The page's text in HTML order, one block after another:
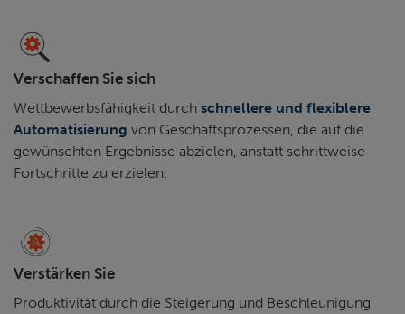
Verschaffen Sie sich
Wettbewerbsfähigkeit durch schnellere und flexiblere
Automatisierung von Geschäftsprozessen, die auf die
gewünschten Ergebnisse abzielen, anstatt schrittweise
Fortschritte zu erzielen.
Verstärken Sie
Produktivität durch die Steigerung und Beschleunigung